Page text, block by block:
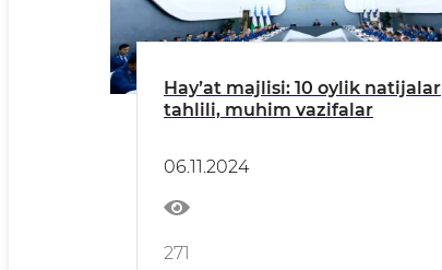
Hayʼat majlisi: 10 oylik natijalar
tahlili, muhim vazifalar
06.11.2024
271